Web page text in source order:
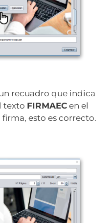
recuadro que indica
texto FIRMAECen el
esto es correcto.